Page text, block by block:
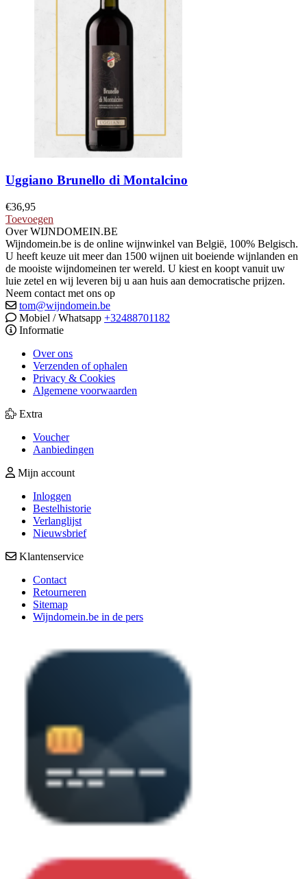
Uggiano Brunello di Montalcino
€36,95
Toevoegen
Over WIJNDOMEIN.BE
Wijndomein.be is de online wijnwinkel van België, 100% Belgisch.
U heeft keuze uit meer dan 1500 wijnen uit boeiende wijnlanden en
de mooiste wijndomeinen ter wereld. U kiest en koopt vanuit uw
luie zetel en wij leveren bij u aan huis aan democratische prijzen.
Neem contact met ons op
tom@wijndomein.be
Mobiel / Whatsapp +32488701182
Informatie
Over ons
Verzenden of ophalen
Privacy & Cookies
Algemene voorwaarden
Extra
Voucher
Aanbiedingen
Mijn account
Inloggen
Bestelhistorie
Verlanglijst
Nieuwsbrief
Klantenservice
Contact
Retourneren
Sitemap
Wijndomein.be in de pers